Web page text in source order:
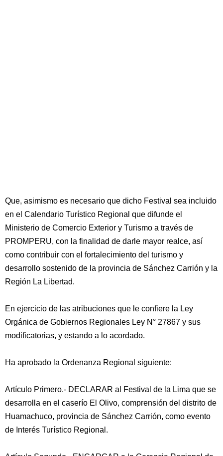
Que, asimismo es necesario que dicho Festival sea incluido
en el Calendario Turístico Regional que difunde el
Ministerio de Comercio Exterior y Turismo a través de
PROMPERU, con la finalidad de darle mayor realce, así
como contribuir con el fortalecimiento del turismo y
desarrollo sostenido de la provincia de Sánchez Carrión y la
Región La Libertad.
En ejercicio de las atribuciones que le confiere la Ley
Orgánica de Gobiernos Regionales Ley N° 27867 y sus
modificatorias, y estando a lo acordado.
Ha aprobado la Ordenanza Regional siguiente:
Artículo Primero.- DECLARAR al Festival de la Lima que se
desarrolla en el caserío El Olivo, comprensión del distrito de
Huamachuco, provincia de Sánchez Carrión, como evento
de Interés Turístico Regional.